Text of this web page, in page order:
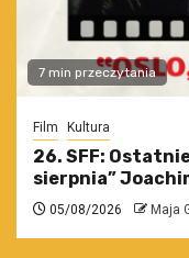
7 min przeczytania
Film Kultura
26. SFF:
sierpnia”
05/08/2026 Maja